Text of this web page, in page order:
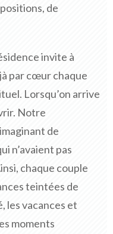
de
invite à
par cœur chaque
Lorsqu’on arrive
Notre
de
n’avaient pas
chaque couple
teintées de
les vacances et
moments